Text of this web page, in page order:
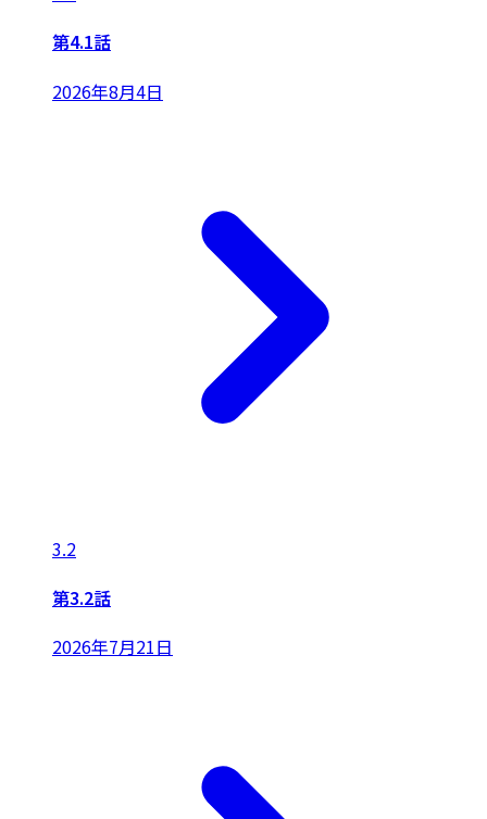
第4.1話
2026年8月4日
3.2
第3.2話
2026年7月21日